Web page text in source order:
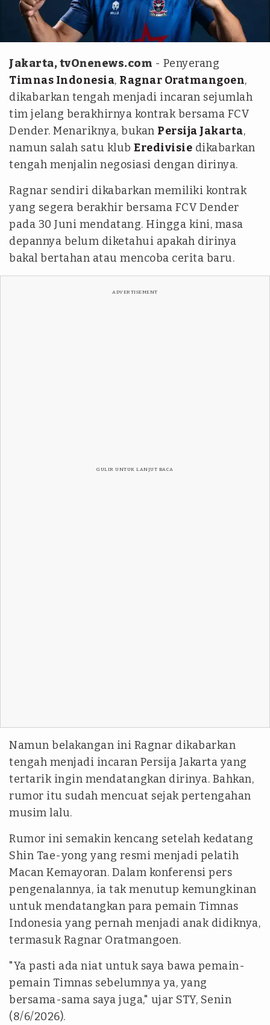
FCV Dender
Jakarta, tvOnenews.com - Penyerang
Timnas Indonesia, Ragnar Oratmangoen,
dikabarkan tengah menjadi incaran sejumlah
tim jelang berakhirnya kontrak bersama FCV
Dender. Menariknya, bukan Persija Jakarta,
namun salah satu klub Eredivisie dikabarkan
tengah menjalin negosiasi dengan dirinya.
Ragnar sendiri dikabarkan memiliki kontrak
yang segera berakhir bersama FCV Dender
pada 30 Juni mendatang. Hingga kini, masa
depannya belum diketahui apakah dirinya
bakal bertahan atau mencoba cerita baru.
ADVERTISEMENT
GULIR UNTUK LANJUT BACA
Namun belakangan ini Ragnar dikabarkan
tengah menjadi incaran Persija Jakarta yang
tertarik ingin mendatangkan dirinya. Bahkan,
rumor itu sudah mencuat sejak pertengahan
musim lalu.
Rumor ini semakin kencang setelah kedatang
Shin Tae-yong yang resmi menjadi pelatih
Macan Kemayoran. Dalam konferensi pers
pengenalannya, ia tak menutup kemungkinan
untuk mendatangkan para pemain Timnas
Indonesia yang pernah menjadi anak didiknya,
termasuk Ragnar Oratmangoen.
"Ya pasti ada niat untuk saya bawa pemain-
pemain Timnas sebelumnya ya, yang
bersama-sama saya juga," ujar STY, Senin
(8/6/2026).